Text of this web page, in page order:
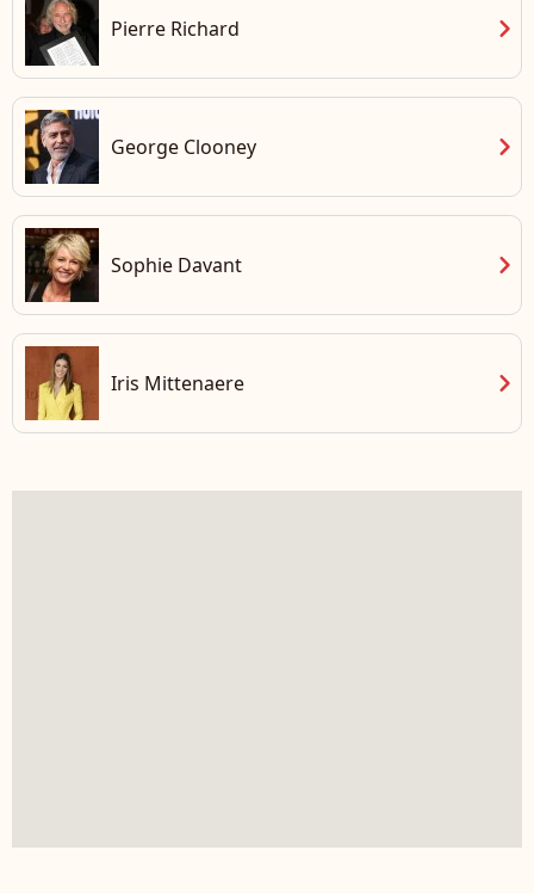
Pierre Richard chevron_right
George Clooney chevron_right
Sophie Davant chevron_right
Iris Mittenaere chevron_right